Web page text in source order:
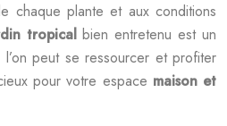
chaque plante et aux conditions
tropicalbien entretenu est un
peut se ressourcer et profiter
pour votre espace maison et